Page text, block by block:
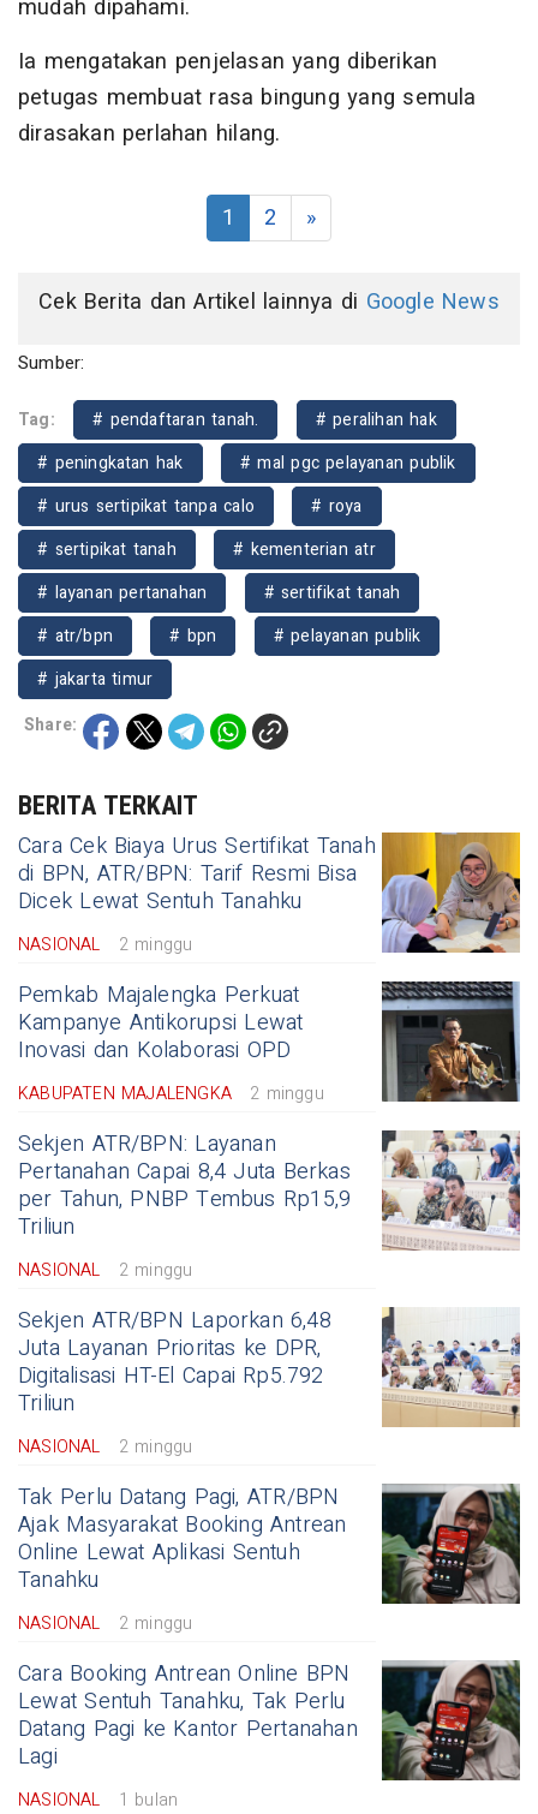
mudah dipahami.
Ia mengatakan penjelasan yang diberikan
petugas membuat rasa bingung yang semula
dirasakan perlahan hilang.
1 2 »
Cek Berita dan Artikel lainnya di Google News
Sumber:
Tag: # pendaftaran tanah.
# peralihan hak
# peningkatan hak
# mal pgc pelayanan publik
# urus sertipikat tanpa calo
# roya
# sertipikat tanah
# kementerian atr
# layanan pertanahan
# sertifikat tanah
# atr/bpn
# bpn
# pelayanan publik
# jakarta timur
Share:
BERITA TERKAIT
Cara Cek Biaya Urus Sertifikat Tanah
di BPN, ATR/BPN: Tarif Resmi Bisa
Dicek Lewat Sentuh Tanahku
NASIONAL 2 minggu
Pemkab Majalengka Perkuat
Kampanye Antikorupsi Lewat
Inovasi dan Kolaborasi OPD
KABUPATEN MAJALENGKA 2 minggu
Sekjen ATR/BPN: Layanan
Pertanahan Capai 8,4 Juta Berkas
per Tahun, PNBP Tembus Rp15,9
Triliun
NASIONAL 2 minggu
Sekjen ATR/BPN Laporkan 6,48
Juta Layanan Prioritas ke DPR,
Digitalisasi HT-El Capai Rp5.792
Triliun
NASIONAL 2 minggu
Tak Perlu Datang Pagi, ATR/BPN
Ajak Masyarakat Booking Antrean
Online Lewat Aplikasi Sentuh
Tanahku
NASIONAL 2 minggu
Cara Booking Antrean Online BPN
Lewat Sentuh Tanahku, Tak Perlu
Datang Pagi ke Kantor Pertanahan
Lagi
NASIONAL 1 bulan